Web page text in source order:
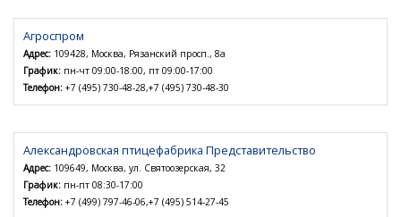
Агроспром
Адрес: 109428, Москва, Рязанский просп., 8а
График: пн-чт 09:00-18:00, пт 09:00-17:00
Телефон: +7 (495) 730-48-28,+7 (495) 730-48-30
Александровская птицефабрика Представительство
Адрес: 109649, Москва, ул. Святоозерская, 32
График: пн-пт 08:30-17:00
Телефон: +7 (499) 797-46-06,+7 (495) 514-27-45